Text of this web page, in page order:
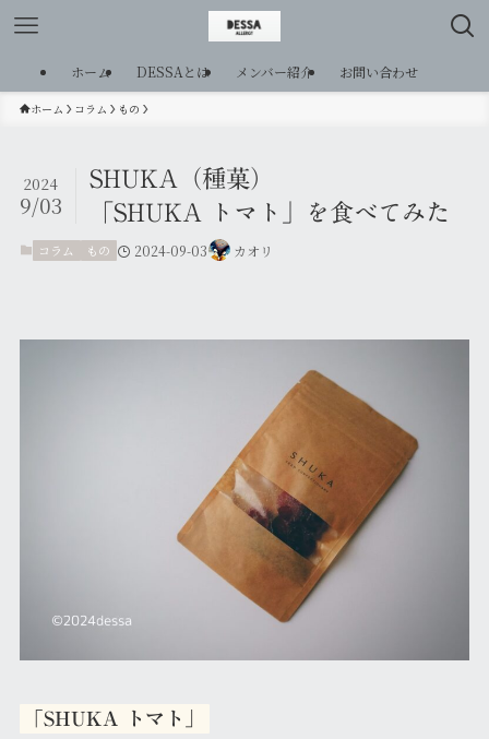
ホーム DESSAとは メンバー紹介 お問い合わせ
ホーム コラム もの
SHUKA（種菓）
「SHUKA トマト」を食べてみた
2024
9/03
コラム もの 2024-09-03 カオリ
「SHUKA トマト」